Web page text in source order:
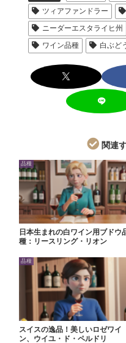
ツィアファンドラー
ニーダーエスタライヒ州
ワイン品種
白ぶど
関連
品種
日本生まれの白ワイン用ブドウ
種：リースリング・リオン
品種
スイスの逸品！美しいロゼワイ
ン、ウイユ・ド・ペルドリ